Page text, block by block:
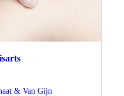
& Van Gijn